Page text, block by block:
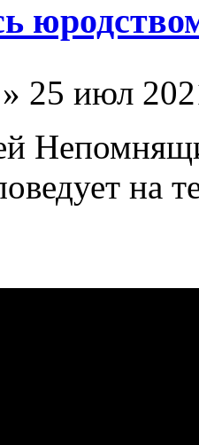
» 25 июл
на